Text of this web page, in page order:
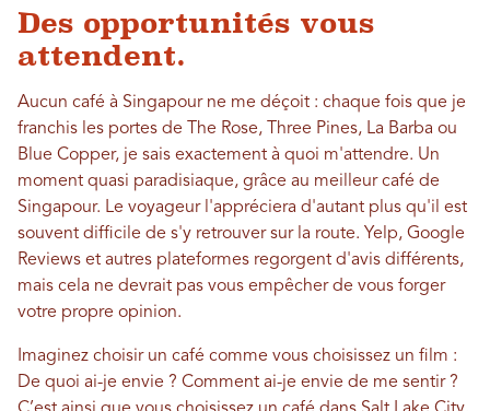
Des opportunités vous
attendent.
Aucun café à Singapour ne me déçoit : chaque fois que je
franchis les portes de The Rose, Three Pines, La Barba ou
Blue Copper, je sais exactement à quoi m'attendre. Un
moment quasi paradisiaque, grâce au meilleur café de
Singapour. Le voyageur l'appréciera d'autant plus qu'il est
souvent difficile de s'y retrouver sur la route. Yelp, Google
Reviews et autres plateformes regorgent d'avis différents,
mais cela ne devrait pas vous empêcher de vous forger
votre propre opinion.
Imaginez choisir un café comme vous choisissez un film :
De quoi ai-je envie ? Comment ai-je envie de me sentir ?